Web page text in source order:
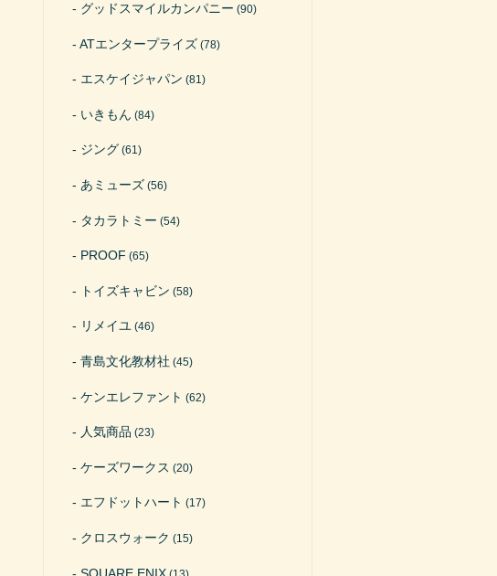
グッドスマイルカンパニー (90)
ATエンタープライズ (78)
エスケイジャパン (81)
いきもん (84)
ジング (61)
あミューズ (56)
タカラトミー (54)
PROOF (65)
トイズキャビン (58)
リメイユ (46)
青島文化教材社 (45)
ケンエレファント (62)
人気商品 (23)
ケーズワークス (20)
エフドットハート (17)
クロスウォーク (15)
SQUARE ENIX